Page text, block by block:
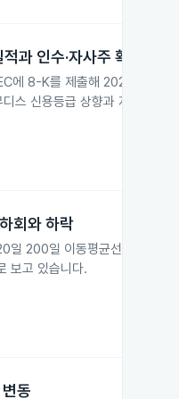
과 인수·자사주 확대
에 8-K를 제출해 2026년 2분
스 신용등급 상향과 자사주 매
회와 하락
일 200일 이동평균선 81.39달
보고 있습니다.
동